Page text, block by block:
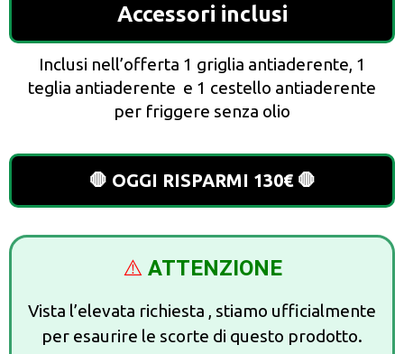
Accessori inclusi
Inclusi nell’offerta 1 griglia antiaderente, 1
teglia antiaderente e 1 cestello antiaderente
per friggere senza olio
🛑 OGGI RISPARMI 130€ 🛑
⚠️ ATTENZIONE
Vista l’elevata richiesta , stiamo ufficialmente
per esaurire le scorte di questo prodotto.